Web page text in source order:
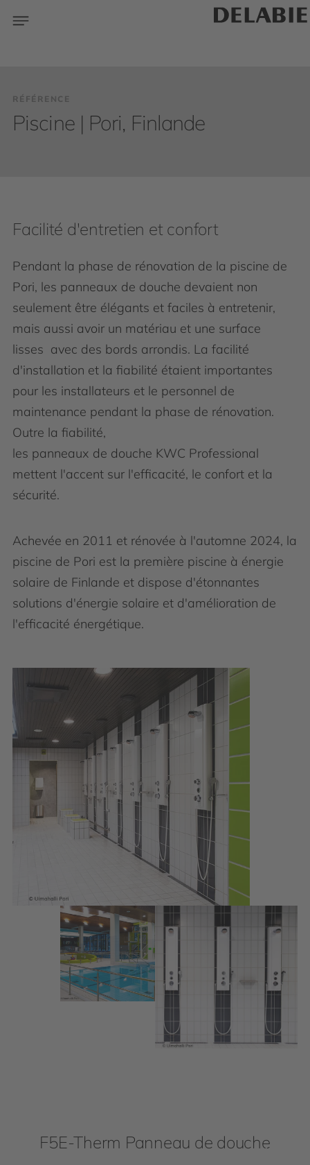
RÉFÉRENCE
Piscine | Pori, Finlande
Facilité d'entretien et confort
Pendant la phase de rénovation de la piscine de
Pori, les panneaux de douche devaient non
seulement être élégants et faciles à entretenir,
mais aussi avoir un matériau et une surface
lisses avec des bords arrondis. La facilité
d'installation et la fiabilité étaient importantes
pour les installateurs et le personnel de
maintenance pendant la phase de rénovation.
Outre la fiabilité,
les panneaux de douche KWC Professional
mettent l'accent sur l'efficacité, le confort et la
sécurité.
Achevée en 2011 et rénovée à l'automne 2024, la
piscine de Pori est la première piscine à énergie
solaire de Finlande et dispose d'étonnantes
solutions d'énergie solaire et d'amélioration de
l'efficacité énergétique.
F5E-Therm Panneau de douche